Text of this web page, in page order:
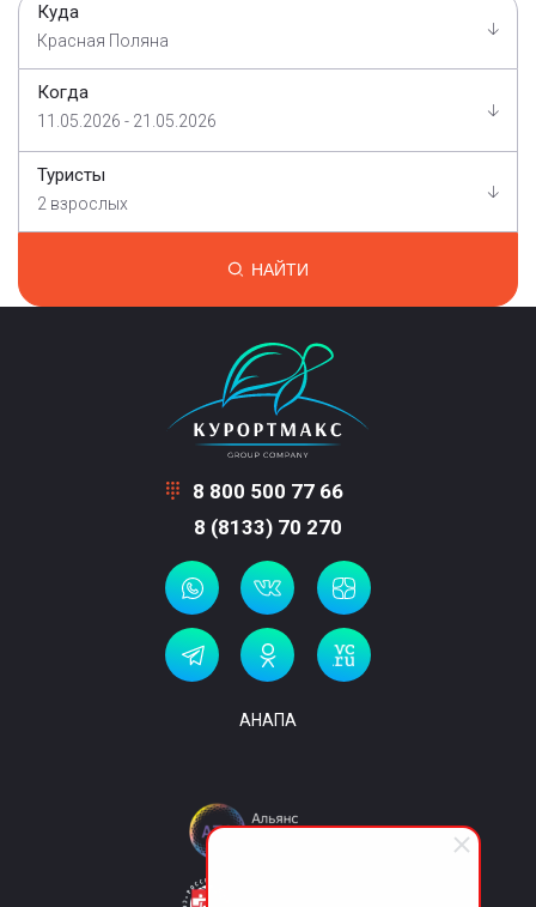
Куда
Красная Поляна
Когда
11.05.2026 - 21.05.2026
Туристы
2 взрослых
НАЙТИ
8 800 500 77 66
8 (8133) 70 270
АНАПА